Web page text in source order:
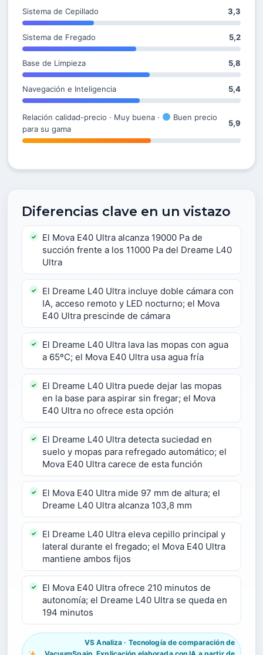
Sistema de Cepillado 3,3
Sistema de Fregado 5,2
Base de Limpieza 5,8
Navegación e Inteligencia 5,4
Relación calidad-precio · Muy buena ·
Buen precio
para su gama
5,9
Diferencias clave en un vistazo
El Mova E40 Ultra alcanza 19000 Pa de
succión frente a los 11000 Pa del Dreame L40
Ultra
El Dreame L40 Ultra incluye doble cámara con
IA, acceso remoto y LED nocturno; el Mova
E40 Ultra prescinde de cámara
El Dreame L40 Ultra lava las mopas con agua
a 65ºC; el Mova E40 Ultra usa agua fría
El Dreame L40 Ultra puede dejar las mopas
en la base para aspirar sin fregar; el Mova
E40 Ultra no ofrece esta opción
El Dreame L40 Ultra detecta suciedad en
suelo y mopas para refregado automático; el
Mova E40 Ultra carece de esta función
El Mova E40 Ultra mide 97 mm de altura; el
Dreame L40 Ultra alcanza 103,8 mm
El Dreame L40 Ultra eleva cepillo principal y
lateral durante el fregado; el Mova E40 Ultra
mantiene ambos fijos
El Mova E40 Ultra ofrece 210 minutos de
autonomía; el Dreame L40 Ultra se queda en
194 minutos
VS Analiza · Tecnología de comparación de